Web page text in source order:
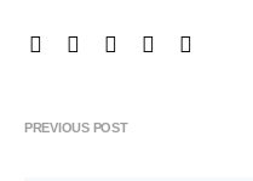
PREVIOUS POST